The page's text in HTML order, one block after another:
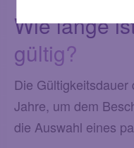
Wie lange
gültig?
Die
Jahre, um dem
die Auswahl eines